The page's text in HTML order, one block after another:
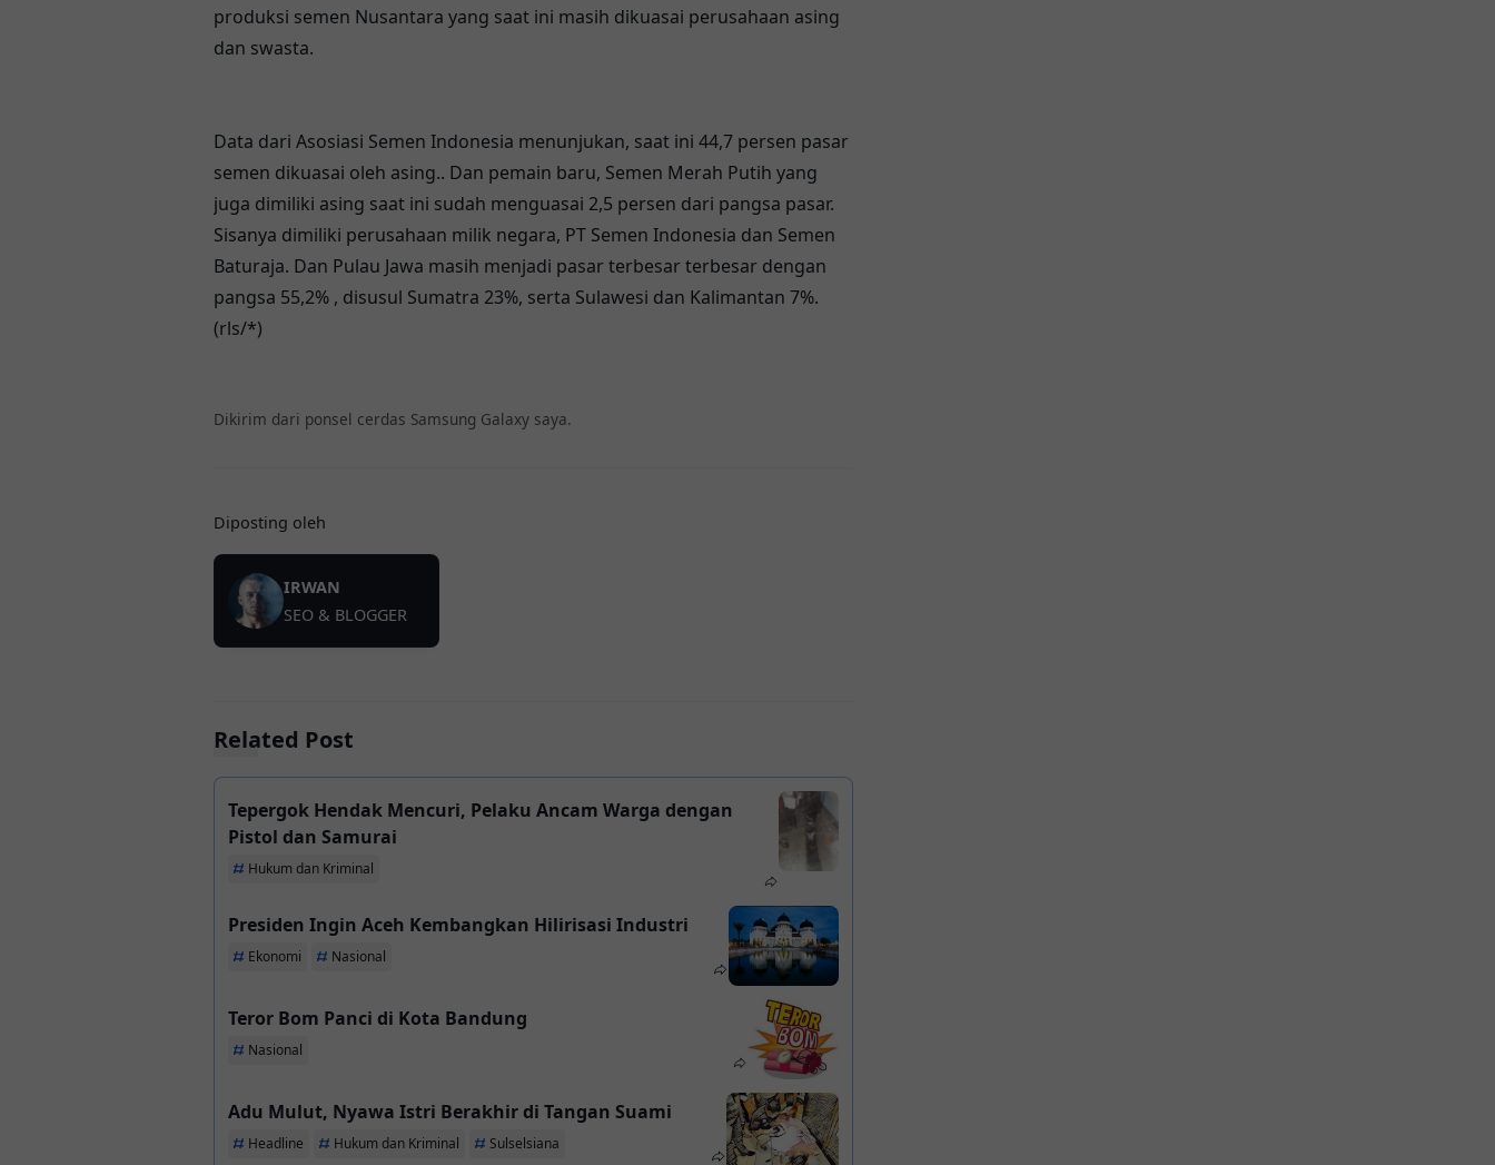
produksi semen Nusantara yang saat ini masih dikuasai perusahaan asing
dan swasta.
Data dari Asosiasi Semen Indonesia menunjukan, saat ini 44,7 persen pasar
semen dikuasai oleh asing.. Dan pemain baru, Semen Merah Putih yang
juga dimiliki asing saat ini sudah menguasai 2,5 persen dari pangsa pasar.
Sisanya dimiliki perusahaan milik negara, PT Semen Indonesia dan Semen
Baturaja. Dan Pulau Jawa masih menjadi pasar terbesar terbesar dengan
pangsa 55,2% , disusul Sumatra 23%, serta Sulawesi dan Kalimantan 7%.
(rls/*)
Dikirim dari ponsel cerdas Samsung Galaxy saya.
Diposting oleh
IRWAN
SEO & BLOGGER
Related Post
Tepergok Hendak Mencuri, Pelaku Ancam Warga dengan
Pistol dan Samurai
Hukum dan Kriminal
Presiden Ingin Aceh Kembangkan Hilirisasi Industri
Ekonomi Nasional
Teror Bom Panci di Kota Bandung
Nasional
Adu Mulut, Nyawa Istri Berakhir di Tangan Suami
Headline Hukum dan Kriminal Sulselsiana